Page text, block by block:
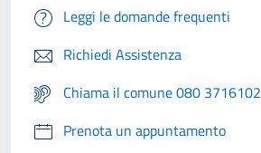
Leggi le domande frequenti
Richiedi Assistenza
Chiama il comune 080 3716102
Prenota un appuntamento